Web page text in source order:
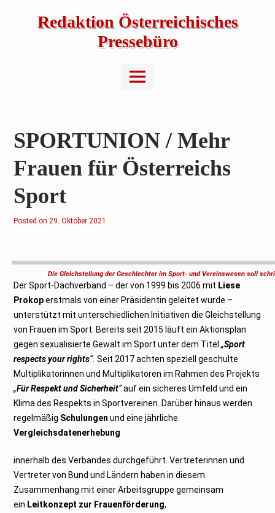
Redaktion Österreichisches
Pressebüro
Main
Menu
SPORTUNION / Mehr
Frauen für Österreichs
Sport
Posted on2
t
b
e
2
2
29. Oktober 2021
Die Gleichstellung der Geschlechter im Sport- und Vereinswesen soll
Der Sport-Dachverband – der von 1999 bis 2006 mit Liese
Prokoperstmals von einer Präsidentin geleitet wurde –
unterstützt mit unterschiedlichen Initiativen die Gleichstellung
von Frauen im Sport. Bereits seit 2015 läuft ein Aktionsplan
gegen sexualisierte Gewalt im Sport unter dem Titel„Sport
respects your rights“. Seit 2017 achten speziell geschulte
Multiplikatorinnen und Multiplikatoren im Rahmen des Projekts
„Für Respekt und Sicherheit“auf ein sicheres Umfeld und ein
Klima des Respekts in Sportvereinen. Darüber hinaus werden
regelmäßig Schulungen und eine jährliche
Vergleichsdatenerhebung
innerhalb des Verbandes durchgeführt. Vertreterinnen und
Vertreter von Bund und Ländern haben in diesem
Zusammenhang mit einer Arbeitsgruppe gemeinsam
ein Leitkonzept zur Frauenförderung,